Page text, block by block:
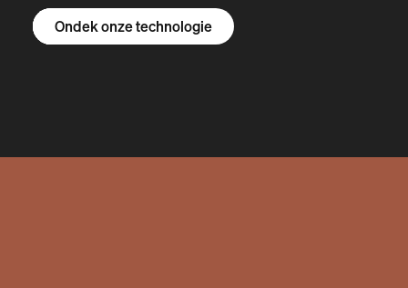
Ontdek de R1S
Ontdek de R1T
Ontdek de bestelbus
Ondek onze technologie